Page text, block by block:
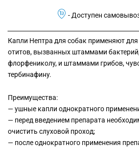
- Доступен
Капли Нептра для собак применяют
отитов, вызванных штаммами
флорфениколу, и штаммами грибов,
тербинафину.
Преимущества:
— ушные капли однократного
— перед введением препарата
очистить слуховой проход;
— после однократного применения